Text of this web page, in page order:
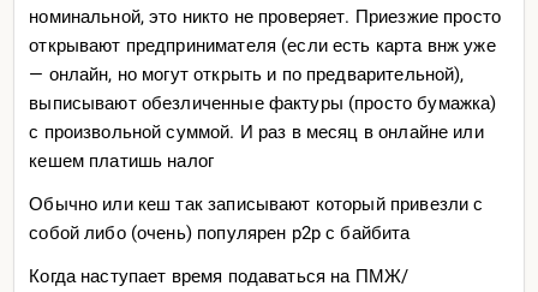
номинальной, это никто не проверяет. Приезжие просто
открывают предпринимателя (если есть карта внж уже
— онлайн, но могут открыть и по предварительной),
выписывают обезличенные фактуры (просто бумажка)
с произвольной суммой. И раз в месяц в онлайне или
кешем платишь налог
Обычно или кеш так записывают который привезли с
собой либо (очень) популярен p2p с байбита
Когда наступает время подаваться на ПМЖ/